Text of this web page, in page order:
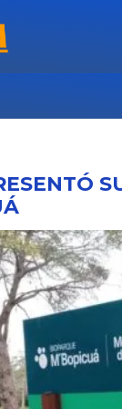
,
A
DÍA DEL